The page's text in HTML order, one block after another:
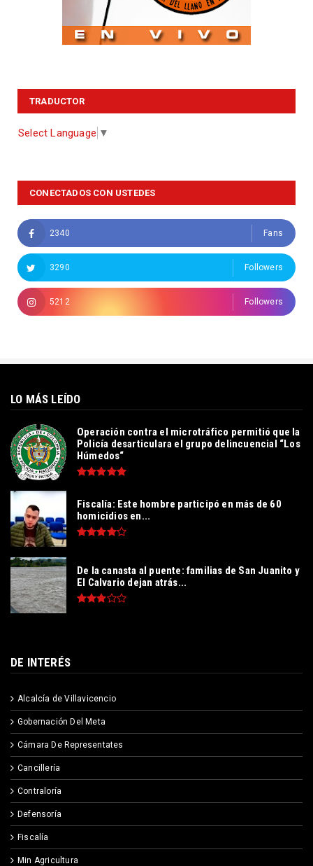
TRADUCTOR
Select Language ▼
CONECTADOS CON USTEDES
2340 Fans
3290 Followers
5212 Followers
LO MÁS LEÍDO
Operación contra el microtráfico permitió que la
Policía desarticulara el grupo delincuencial “Los
Húmedos“
Fiscalía: Este hombre participó en más de 60
homicidios en...
De la canasta al puente: familias de San Juanito y
El Calvario dejan atrás...
DE INTERÉS
Alcalcía de Villavicencio
Gobernación Del Meta
Cámara De Representates
Cancillería
Contraloría
Defensoría
Fiscalía
Min Agricultura